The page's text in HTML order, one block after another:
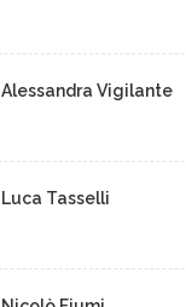
Alessandra Vigilante
Luca Tasselli